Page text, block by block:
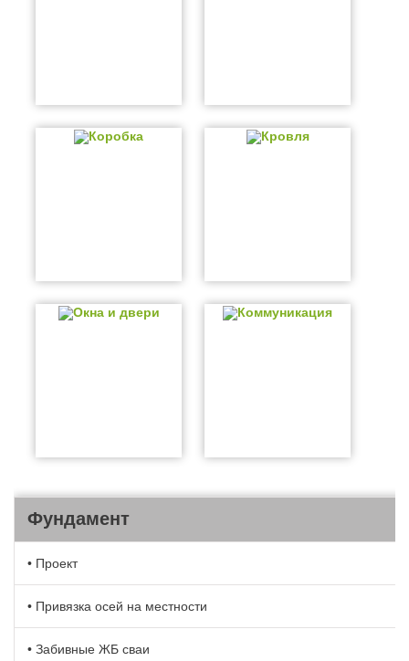
Коробка Кровля
Окна и двери Коммуникация
Фундамент
• Проект
• Привязка осей на местности
• Забивные ЖБ сваи